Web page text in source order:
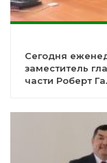
Сегодня
заместитель
части Роберт